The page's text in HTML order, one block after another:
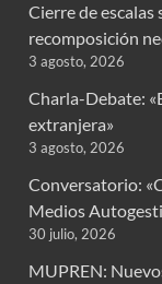
Cierre de escalas
recomposición
3 agosto, 2026
Charla-Debate:
extranjera»
3 agosto, 2026
Conversatorio:
Medios
30 julio, 2026
MUPREN: